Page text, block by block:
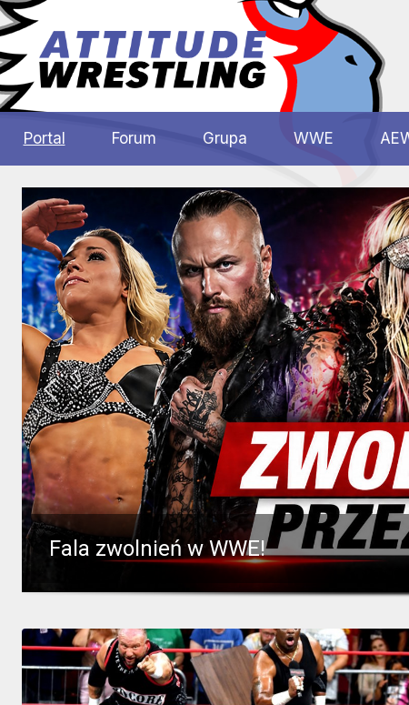
Przejdź
do
treści
Wrestling
Polska
Wrestlingu
Portal Forum Grupa WWE
Fala zwolnień w WWE!